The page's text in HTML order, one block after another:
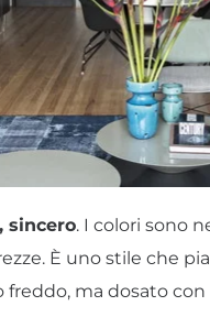
sincero. I colori sono
È uno stile che
freddo, ma dosato